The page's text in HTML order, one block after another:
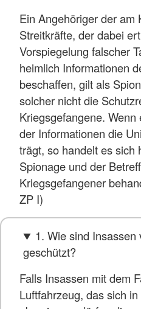
Ein Angehöriger der am
Streitkräfte, der dabei
Vorspiegelung falscher
heimlich Informationen
beschaffen, gilt als
solcher nicht die
Kriegsgefangene.
der Informationen die
trägt, so handelt es sich
Spionage und der
Kriegsgefangener
ZP I)
1. Wie sind
geschützt?
Falls Insassen mit dem
Luftfahrzeug, das sich